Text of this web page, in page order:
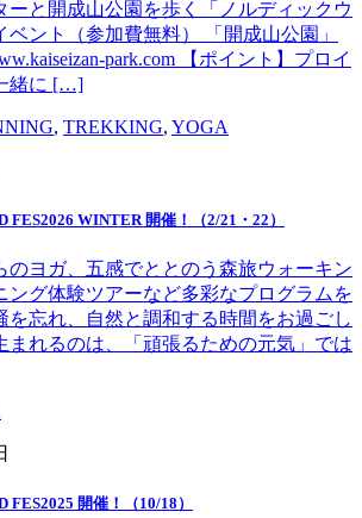
ーと開成山公園を歩く「ノルディックウ
ベント（参加費無料） 「開成山公園」
park.com 【ポイント】プロイ
緒に […]
, TREKKING, YOGA
FES2026 WINTER 開催！（2/21・22）
のヨガ、五感でととのう森旅ウォーキン
ング体験ツアーなど多彩なプログラムを
を忘れ、自然と調和する時間をお過ごし
まれるのは、「頑張るための元気」では
開催！（10/18）